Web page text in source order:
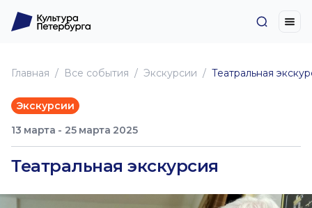
Главная Все события Экскурсии Театральная
Экскурсии
13 марта - 25 марта 2025
Театральная экскурсия